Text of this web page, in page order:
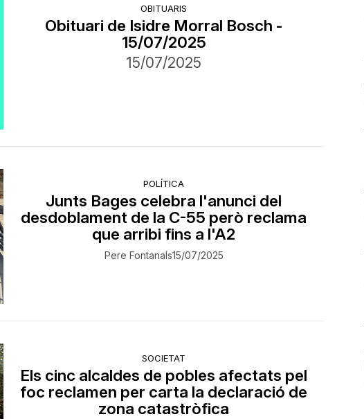
OBITUARIS
Obituari de Isidre Morral Bosch -
15/07/2025
15/07/2025
POLÍTICA
Junts Bages celebra l'anunci del
desdoblament de la C-55 però reclama
que arribi fins a l'A2
Pere Fontanals15/07/2025
SOCIETAT
Els cinc alcaldes de pobles afectats pel
foc reclamen per carta la declaració de
zona catastròfica